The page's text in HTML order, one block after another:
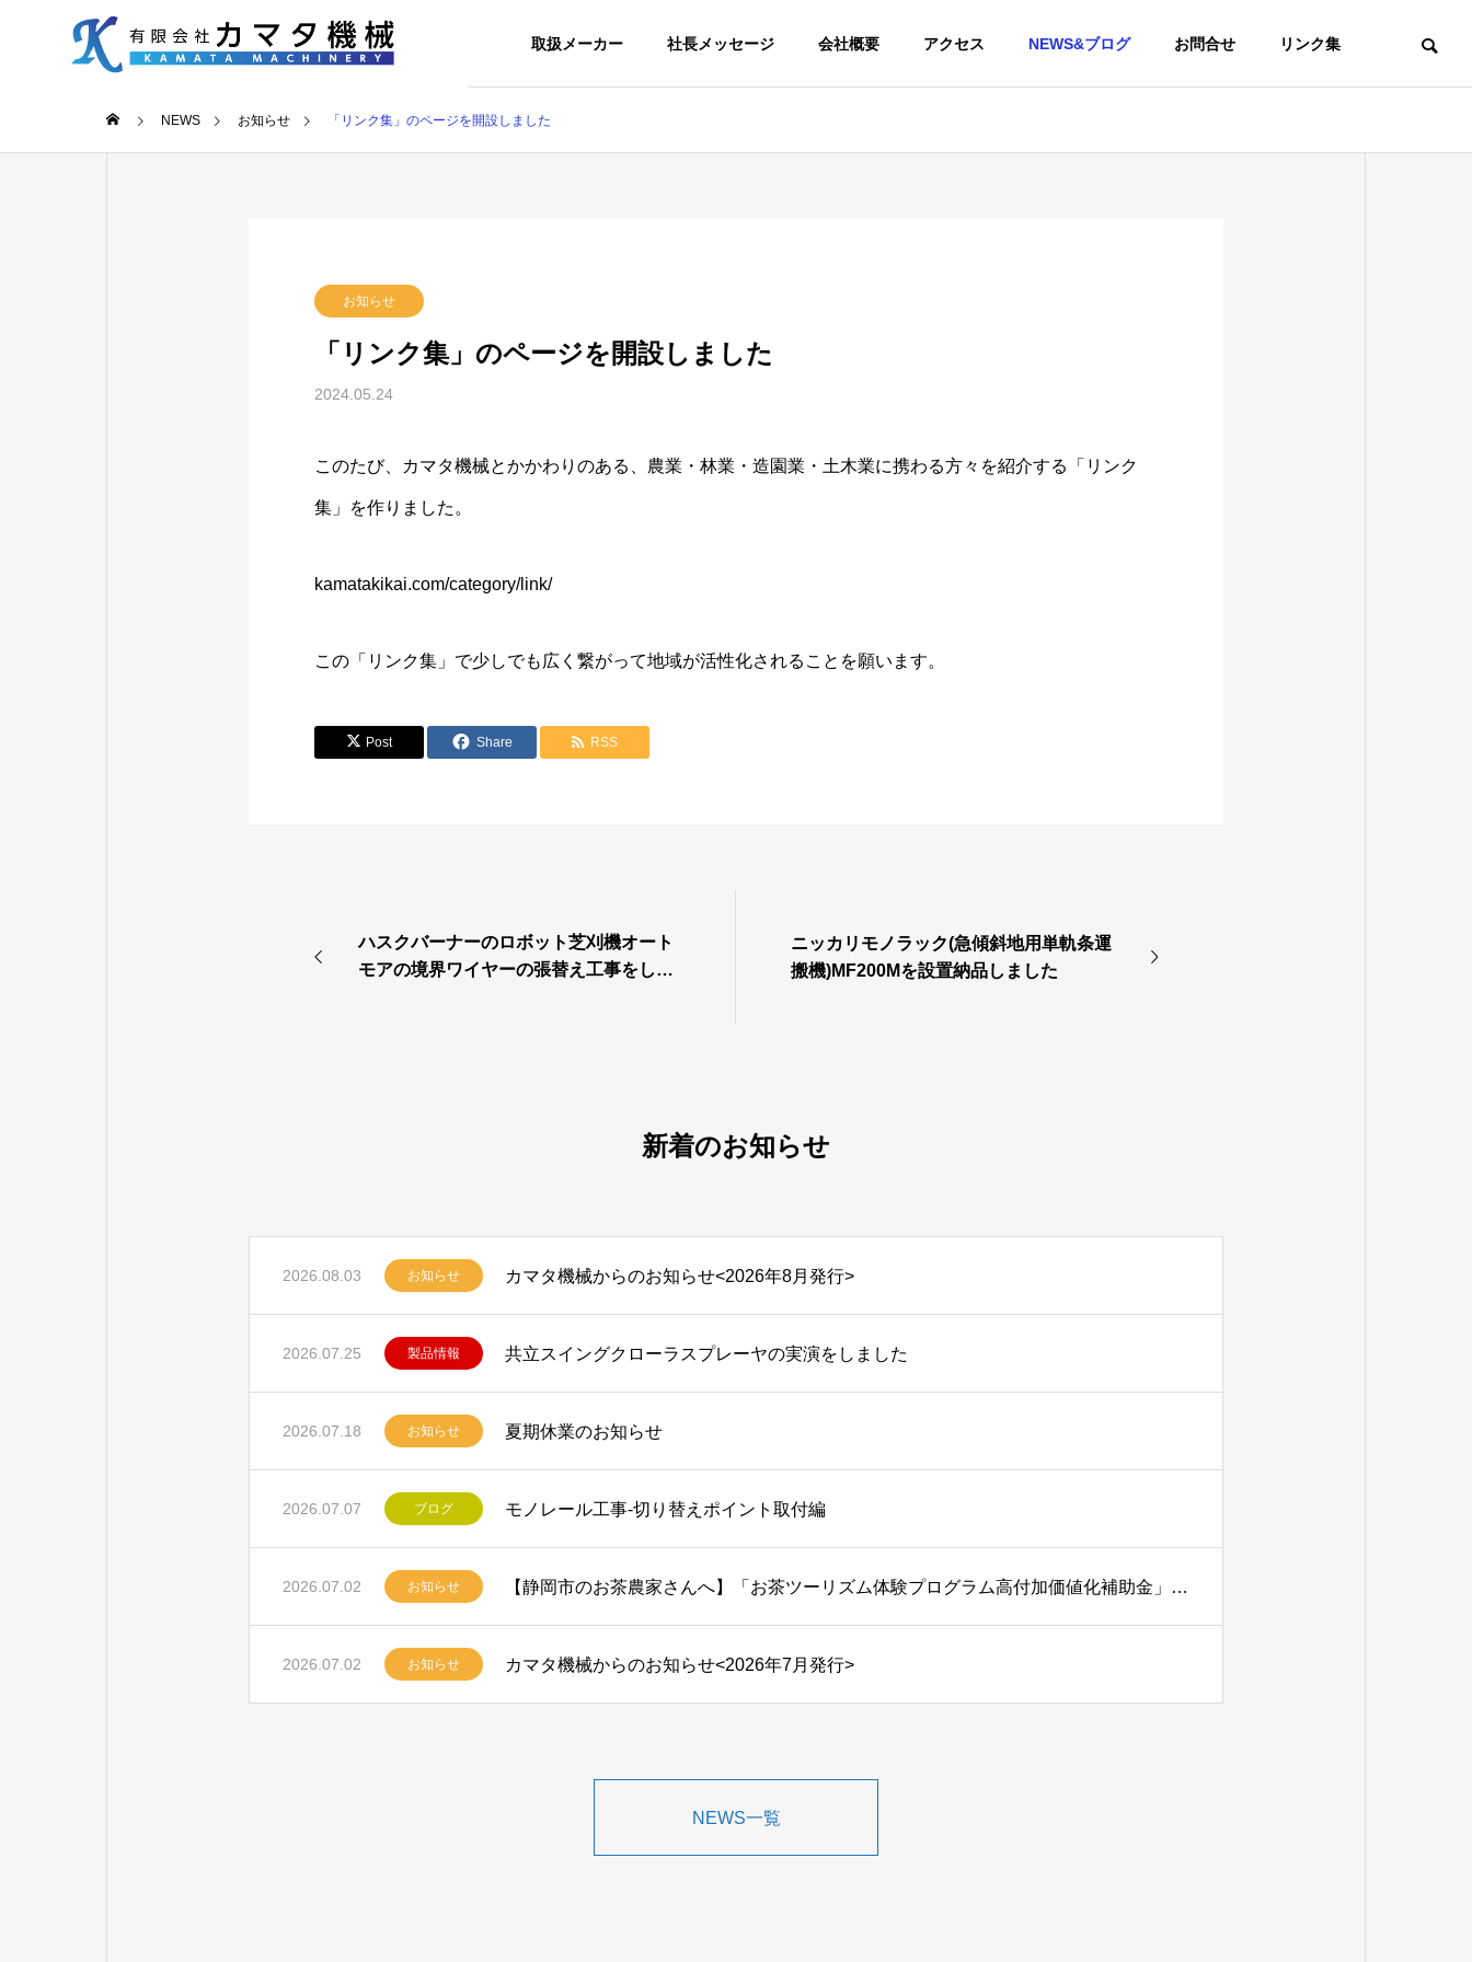
取扱メーカー 社長メッセージ 会社概要 アクセス NEWS&ブログ お問合せ リンク集
NEWS お知らせ 「リンク集」のページを開設しました
お知らせ
「リンク集」のページを開設しました
2024.05.24
このたび、カマタ機械とかかわりのある、農業・林業・造園業・土木業に携わる方々を紹介する「リンク
集」を作りました。
kamatakikai.com/category/link/
この「リンク集」で少しでも広く繋がって地域が活性化されることを願います。
Post Share RSS
ハスクバーナーのロボット芝刈機オート
モアの境界ワイヤーの張替え工事をしま
ニッカリモノラック(急傾斜地用単軌条運
搬機)MF200Mを設置納品しました
新着のお知らせ
2026.08.03 お知らせ カマタ機械からのお知らせ<2026年8月発行>
2026.07.25 製品情報 共立スイングクローラスプレーヤの実演をしました
2026.07.18 お知らせ 夏期休業のお知らせ
2026.07.07 ブログ モノレール工事-切り替えポイント取付編
2026.07.02 お知らせ 【静岡市のお茶農家さんへ】「お茶ツーリズム体験プログラム高付加価値化補助金」の募集が始まりました！
2026.07.02 お知らせ カマタ機械からのお知らせ<2026年7月発行>
NEWS一覧